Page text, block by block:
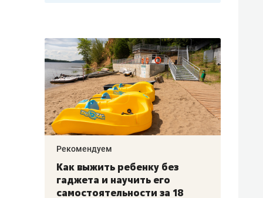
–
Рекомендуем
Как выжить ребенку без
гаджета и научить его
самостоятельности за 18